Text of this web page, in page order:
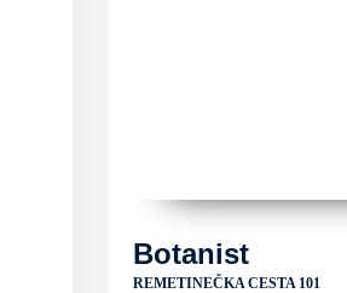
Botanist
REMETINEČKA CESTA 101